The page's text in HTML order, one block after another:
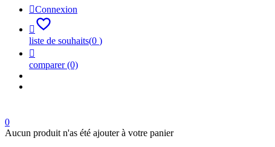
Connexion

liste de souhaits(0 )

comparer(0)
0
Aucun produit n'as été ajouter à votre panier